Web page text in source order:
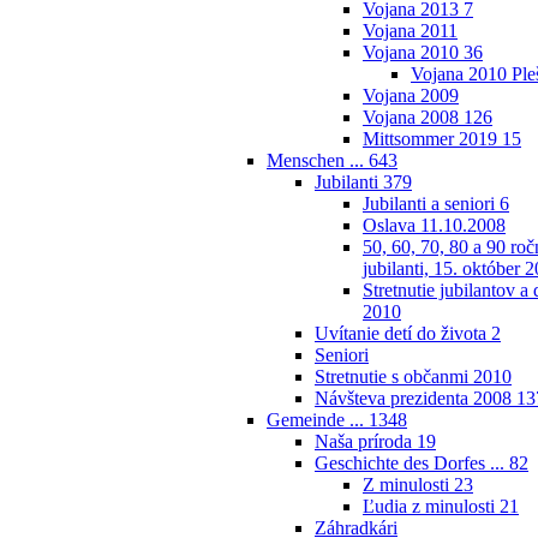
Vojana 2013 7
Vojana 2011
Vojana 2010 36
Vojana 2010
Vojana 2009
Vojana 2008 126
Mittsommer 2019 15
Menschen ... 643
Jubilanti 379
Jubilanti a seniori 6
Oslava 11.10.2008
50, 60, 70, 80 a 90
jubilanti, 15. október
Stretnutie jubilantov a
2010
Uvítanie detí do života 2
Seniori
Stretnutie s občanmi 2010
Návšteva prezidenta 2008
Gemeinde ... 1348
Naša príroda 19
Geschichte des Dorfes ... 82
Z minulosti 23
Ľudia z minulosti 21
Záhradkári